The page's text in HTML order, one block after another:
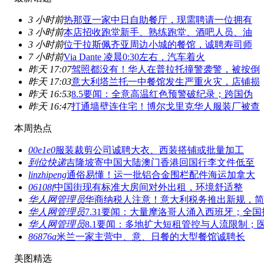
3 小时前热那亚一家中日自助餐厅，现需聘请一位拥有
3 小时前本店招收跑堂新手、熟练跑堂、酒吧人员、油
3 小时前位于拉斯佩齐亚周边小城的餐馆，诚聘寿司师
7 小时前Via Dante 凌晨0:30左右，汽车着火
昨天 17:07驾照都没有！华人在普拉托撞警袭警，被按倒
昨天 17:03意大利塔兰托一中餐馆发生严重火灾，店铺损
昨天 16:538.5要闻：全意高温红色预警破纪录；跨国伪
昨天 16:47打通墙壁连住宅！博尔戈里克华人服装厂被查
本周热点
00e1e0服装裁剪公司诚聘大衣、西装搭铺或批量加工
到位快递吉隆坡寄中国大陆澳门香港回国行李文件低至
linzhipeng通俗易懂！运一批铝合金围栏配件海运加拿大
06108f中国街现有标准大房间对外出租，环境舒适整
华人网管理员华商纳税人注意！意大利税务推出新规，
华人网管理员7.31要闻：大量摩洛哥人涌入西班牙；全国
华人网管理员8.1要闻：多地扩大短租管控与人流限制；
86876a米兰一家主营中、意、日餐的大型餐馆诚聘长
美图精选